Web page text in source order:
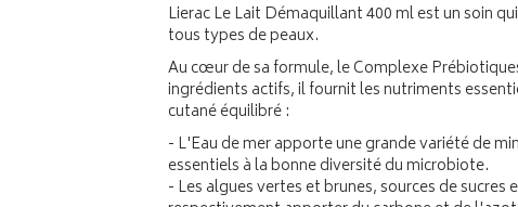
Lierac Le Lait Démaquillant 400 ml est un soin
tous types de peaux.
Au cœur de sa formule, le Complexe
ingrédients actifs, il fournit les nutriments
cutané équilibré :
- L'Eau de mer apporte une grande variété de
essentiels à la bonne diversité du microbiote.
- Les algues vertes et brunes, sources de sucres